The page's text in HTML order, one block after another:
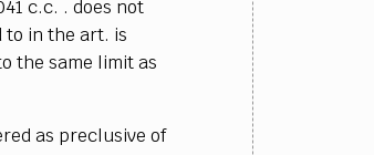
c.c. . does not
in the art. is
the same limit as
as preclusive of